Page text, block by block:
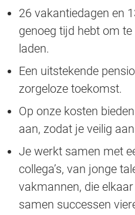
26 vakantiedagen en
genoeg tijd hebt om
laden.
Een uitstekende
zorgeloze toekomst.
Op onze kosten
aan, zodat je veilig
Je werkt samen met
collega’s, van jonge
vakmannen, die
samen successen